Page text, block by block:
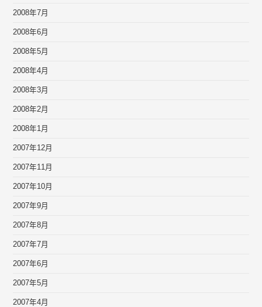
2008年7月
2008年6月
2008年5月
2008年4月
2008年3月
2008年2月
2008年1月
2007年12月
2007年11月
2007年10月
2007年9月
2007年8月
2007年7月
2007年6月
2007年5月
2007年4月